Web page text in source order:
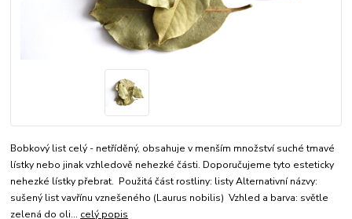
Bobkový list celý - netříděný, obsahuje v menším množství suché tmavé
lístky nebo jinak vzhledově nehezké části. Doporučujeme tyto esteticky
nehezké lístky přebrat. Použitá část rostliny: listy Alternativní názvy:
sušený list vavřínu vznešeného (Laurus nobilis) Vzhled a barva: světle
zelená do oli... celý popis